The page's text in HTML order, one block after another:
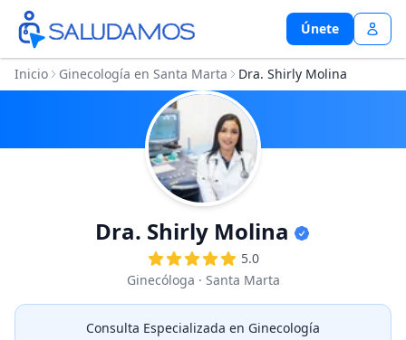
Únete
Únete
Inicio Ginecología en Santa Marta Dra. Shirly Molina
Dra. Shirly Molina
5.0
Ginecóloga · Santa Marta
Consulta Especializada en Ginecología